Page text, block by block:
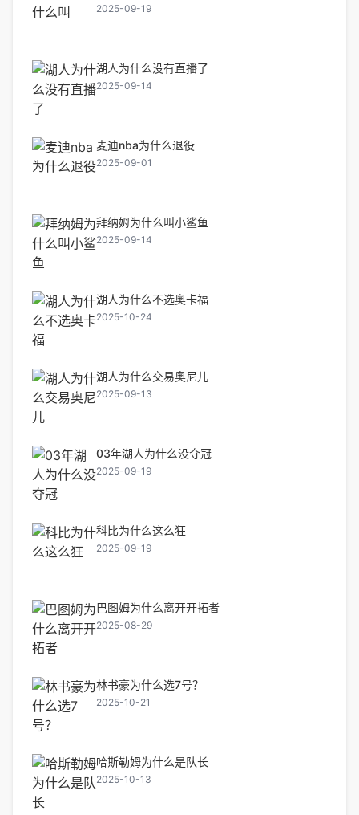
2025-09-19
湖人为什么没有直播了
2025-09-14
麦迪nba为什么退役
2025-09-01
拜纳姆为什么叫小鲨鱼
2025-09-14
湖人为什么不选奥卡福
2025-10-24
湖人为什么交易奥尼儿
2025-09-13
03年湖人为什么没夺冠
2025-09-19
科比为什么这么狂
2025-09-19
巴图姆为什么离开开拓者
2025-08-29
林书豪为什么选7号？
2025-10-21
哈斯勒姆为什么是队长
2025-10-13